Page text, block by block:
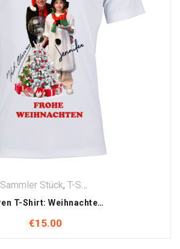
Sammler Stück, T-Shirt
Herren T-Shirt: Weihnachten mit Jennifer & Kurt Elsasser Motiv (Handsigniert)
€15.00